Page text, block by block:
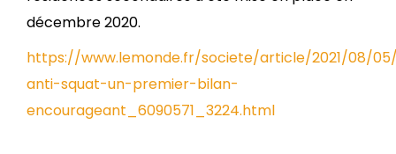
décembre 2020.
https://www.lemonde.fr/societe/article/2021/08/
anti-squat-un-premier-bilan-
encourageant_6090571_3224.html